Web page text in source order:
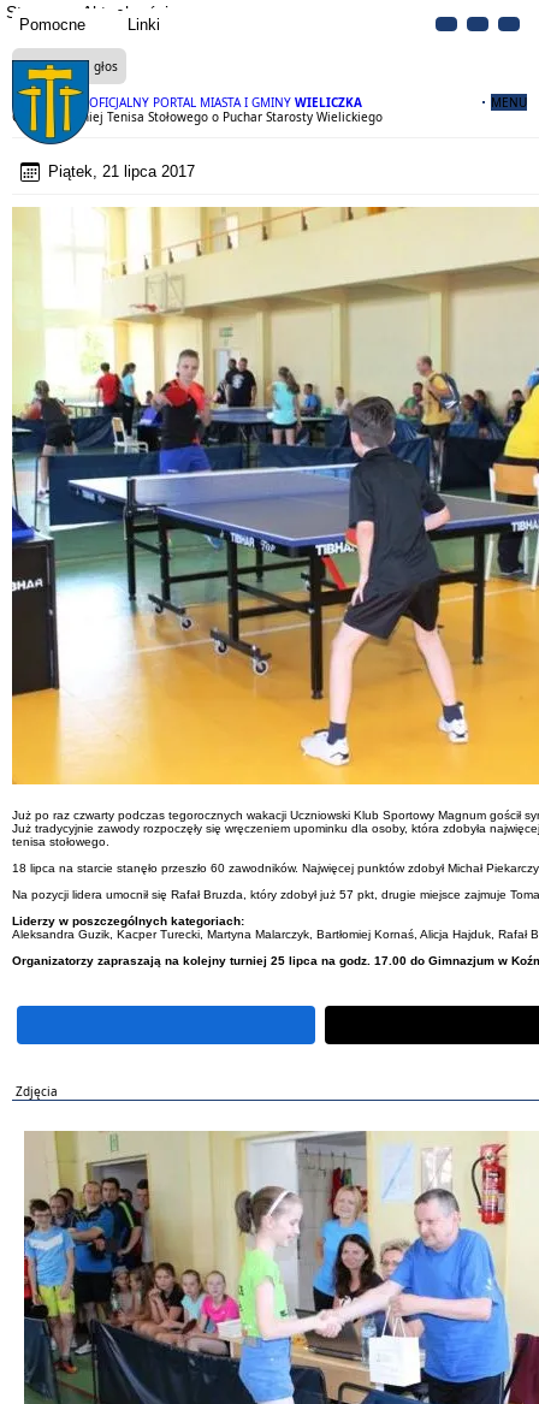
Pomocne Linki
OFICJALNY PORTAL MIASTA I GMINY WIELICZKA MENU
Strona Aktualności
Czytaj na głos
Otwarty Turniej Tenisa Stołowego o Puchar Starosty Wielickiego
Piątek, 21 lipca 2017
Już po raz czwarty podczas tegorocznych wakacji Uczniowski Klub Sportowy Magnum gościł
Już tradycyjnie zawody rozpoczęły się wręczeniem upominku dla osoby, która zdobyła
tenisa stołowego.
18 lipca na starcie stanęło przeszło 60 zawodników. Najwięcej punktów zdobył Michał
Na pozycji lidera umocnił się Rafał Bruzda, który zdobył już 57 pkt, drugie miejsce zajmuje
Liderzy w poszczególnych kategoriach:
Aleksandra Guzik, Kacper Turecki, Martyna Malarczyk, Bartłomiej Kornaś, Alicja Hajduk, Rafał
Organizatorzy zapraszają na kolejny turniej 25 lipca na godz. 17.00 do Gimnazjum w
Zdjęcia